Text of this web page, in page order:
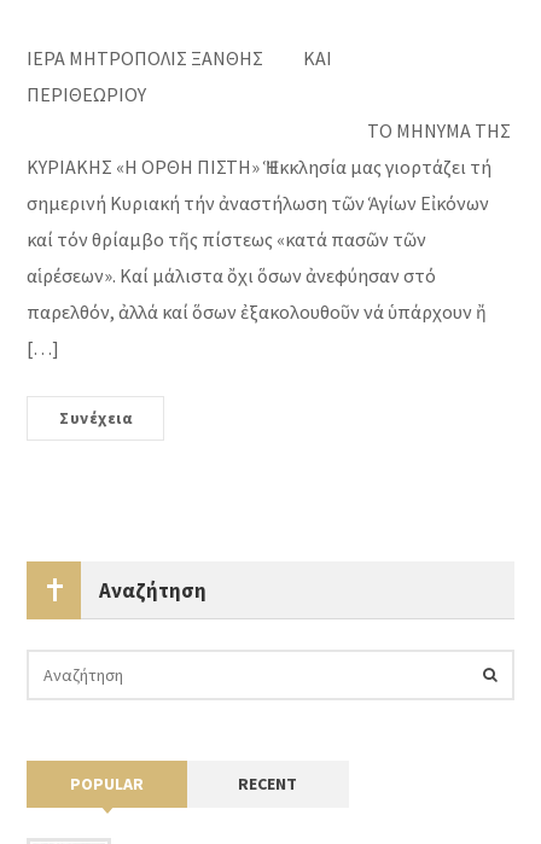
ΙΕΡΑ ΜΗΤΡΟΠΟΛΙΣ ΞΑΝΘΗΣ ΚΑΙ
ΠΕΡΙΘΕΩΡΙΟΥ
ΤΟ ΜΗΝΥΜΑ ΤΗΣ
ΚΥΡΙΑΚΗΣ «Η ΟΡΘΗ ΠΙΣΤΗ» Ἡ Ἐκκλησία μας γιορτάζει τή
σημερινή Κυριακή τήν ἀναστήλωση τῶν Ἁγίων Εἰκόνων
καί τόν θρίαμβο τῆς πίστεως «κατά πασῶν τῶν
αἱρέσεων». Καί μάλιστα ὄχι ὅσων ἀνεφύησαν στό
παρελθόν, ἀλλά καί ὅσων ἐξακολουθοῦν νά ὑπάρχουν ἤ
[…]
Συνέχεια
Αναζήτηση
POPULAR RECENT